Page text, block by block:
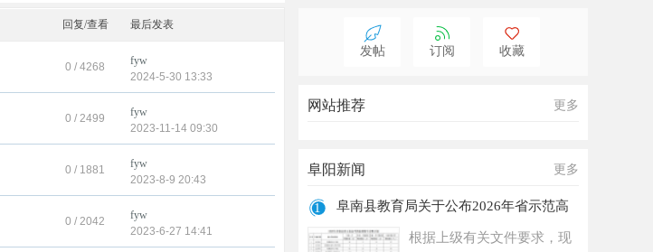
回复/查看 最后发表
0 / 4268
fyw
2024-5-30 13:33
0 / 2499
fyw
2023-11-14 09:30
0 / 1881
fyw
2023-8-9 20:43
0 / 2042
fyw
2023-6-27 14:41
发帖 订阅 收藏
网站推荐 更多
阜阳新闻 更多
1
阜南县教育局关于公布2026年省示范高
中指标
根据上级有关文件要求，现